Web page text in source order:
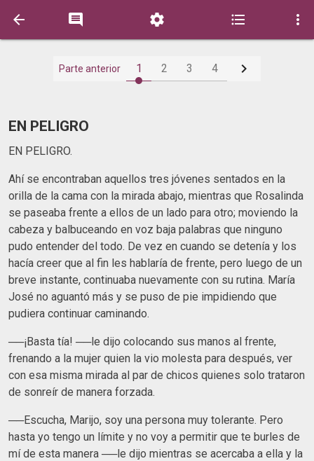
    
Parte anterior 1 2 3 4 
EN PELIGRO
EN PELIGRO.
Ahí se encontraban aquellos tres jóvenes sentados en la
orilla de la cama con la mirada abajo, mientras que Rosalinda
se paseaba frente a ellos de un lado para otro; moviendo la
cabeza y balbuceando en voz baja palabras que ninguno
pudo entender del todo. De vez en cuando se detenía y los
hacía creer que al fin les hablaría de frente, pero luego de un
breve instante, continuaba nuevamente con su rutina. María
José no aguantó más y se puso de pie impidiendo que
pudiera continuar caminando.
──¡Basta tía! ──le dijo colocando sus manos al frente,
frenando a la mujer quien la vio molesta para después, ver
con esa misma mirada al par de chicos quienes solo trataron
de sonreír de manera forzada.
──Escucha, Marijo, soy una persona muy tolerante. Pero
hasta yo tengo un límite y no voy a permitir que te burles de
mí de esta manera ──le dijo mientras se acercaba a ella y la